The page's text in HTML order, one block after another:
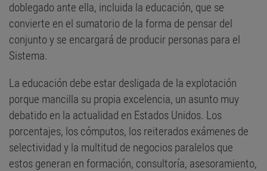
doblegado ante ella, incluida la educación, que se
convierte en el sumatorio de la forma de pensar del
conjunto y se encargará de producir personas para el
Sistema.
La educación debe estar desligada de la explotación
porque mancilla su propia excelencia, un asunto muy
debatido en la actualidad en Estados Unidos. Los
porcentajes, los cómputos, los reiterados exámenes de
selectividad y la multitud de negocios paralelos que
estos generan en formación, consultoría, asesoramiento,